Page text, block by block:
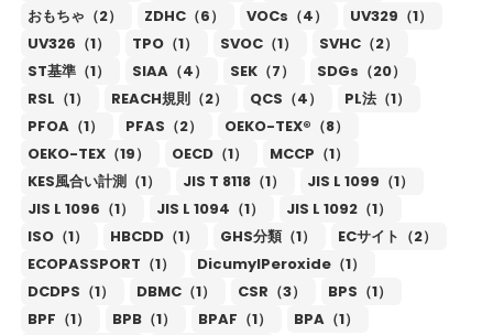
おもちゃ（2）
ZDHC（6） VOCs（4）
UV329（1）
UV326（1）
TPO（1） SVOC（1）
SVHC（2）
ST基準（1）
SIAA（4） SEK（7）
SDGs（20）
RSL（1）
REACH規則（2） QCS（4）
PL法（1）
PFOA（1）
PFAS（2）
OEKO-TEX®（8）
OEKO-TEX（19）
OECD（1）
MCCP（1）
KES風合い計測（1）
JIS T 8118（1）
JIS L 1099（1）
JIS L 1096（1）
JIS L 1094（1）
JIS L 1092（1）
ISO（1）
HBCDD（1） GHS分類（1）
ECサイト（2）
ECOPASSPORT（1）
DicumylPeroxide（1）
DCDPS（1）
DBMC（1） CSR（3）
BPS（1）
BPF（1）
BPB（1） BPAF（1）
BPA（1）